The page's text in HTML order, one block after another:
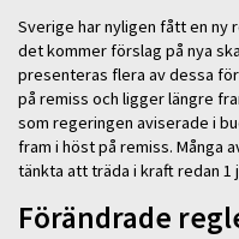
Sverige har nyligen fått en ny
det kommer förslag på nya
presenteras flera av dessa
på remiss och ligger längre
som regeringen aviserade i
fram i höst på remiss. Många
tänkta att träda i kraft redan 1
Förändrade